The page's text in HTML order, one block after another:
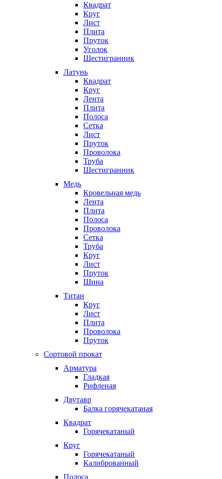
Квадрат
Круг
Лист
Плита
Пруток
Уголок
Шестигранник
Латунь
Квадрат
Круг
Лента
Плита
Полоса
Сетка
Лист
Пруток
Проволока
Труба
Шестигранник
Медь
Кровельная медь
Лента
Плита
Полоса
Проволока
Сетка
Труба
Круг
Лист
Пруток
Шина
Титан
Круг
Лист
Плита
Проволока
Пруток
Сортовой прокат
Арматура
Гладкая
Рифленая
Двутавр
Балка горячекатаная
Квадрат
Горячекатаный
Круг
Горячекатаный
Калиброванный
Полоса